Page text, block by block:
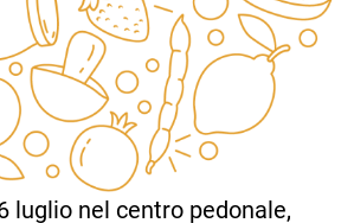
luglio nel centro pedonale,